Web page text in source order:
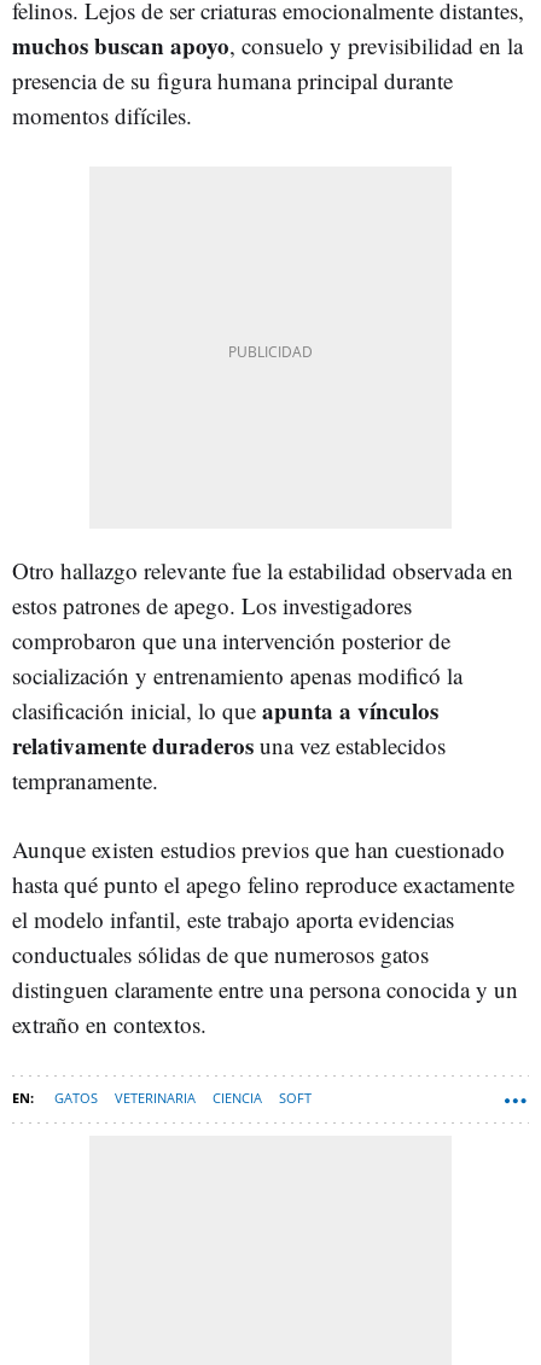
felinos. Lejos de ser criaturas emocionalmente distantes,
muchos buscan apoyo, consuelo y previsibilidad en la
presencia de su figura humana principal durante
momentos difíciles.
Otro hallazgo relevante fue la estabilidad observada en
estos patrones de apego. Los investigadores
comprobaron que una intervención posterior de
socialización y entrenamiento apenas modificó la
clasificación inicial, lo que apunta a vínculos
relativamente duraderos una vez establecidos
tempranamente.
Aunque existen estudios previos que han cuestionado
hasta qué punto el apego felino reproduce exactamente
el modelo infantil, este trabajo aporta evidencias
conductuales sólidas de que numerosos gatos
distinguen claramente entre una persona conocida y un
extraño en contextos.
GATOS VETERINARIA CIENCIA SOFT